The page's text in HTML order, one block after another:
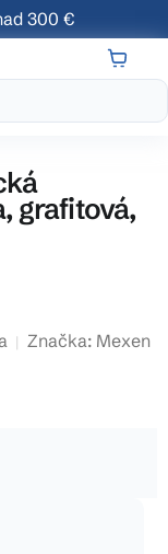
300 €
grafitová,
Značka: Mexen